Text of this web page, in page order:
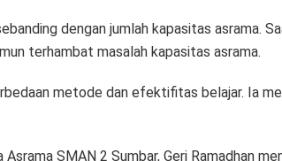
dengan jumlah kapasitas asrama.
terhambat masalah kapasitas asrama.
metode dan efektifitas belajar. Ia
SMAN 2 Sumbar, Geri Ramadhan